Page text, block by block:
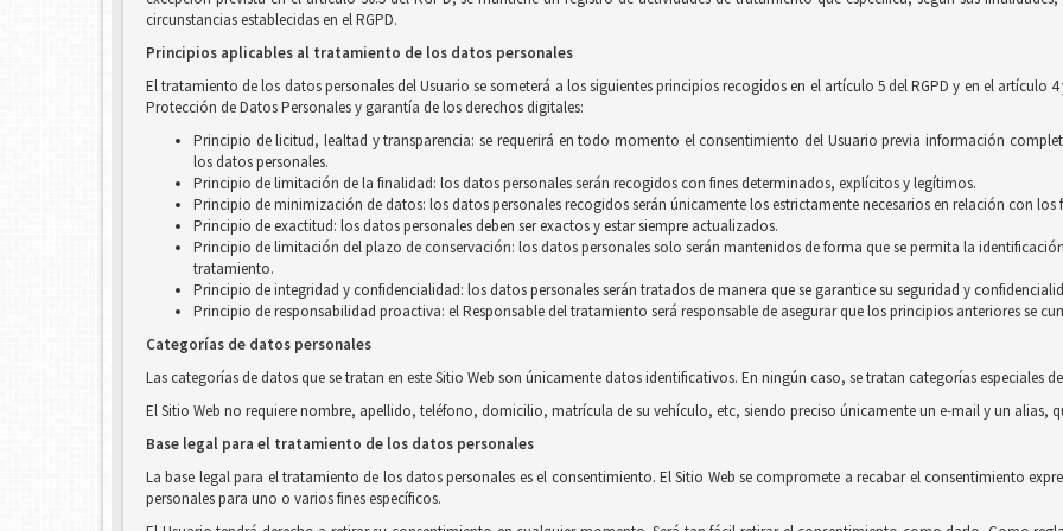
circunstancias establecidas en el RGPD.
Principios aplicables al tratamiento de los datos personales
El tratamiento de los datos personales del Usuario se someterá a los siguientes principios recogidos en el artículo 5 del RGPD y en el artículo
Protección de Datos Personales y garantía de los derechos digitales:
Principio de licitud, lealtad y transparencia: se requerirá en todo momento el consentimiento del Usuario previa información
los datos personales.
Principio de limitación de la finalidad: los datos personales serán recogidos con fines determinados, explícitos y legítimos.
Principio de minimización de datos: los datos personales recogidos serán únicamente los estrictamente necesarios en relación con los
Principio de exactitud: los datos personales deben ser exactos y estar siempre actualizados.
Principio de limitación del plazo de conservación: los datos personales solo serán mantenidos de forma que se permita la
tratamiento.
Principio de integridad y confidencialidad: los datos personales serán tratados de manera que se garantice su seguridad y
Principio de responsabilidad proactiva: el Responsable del tratamiento será responsable de asegurar que los principios anteriores se
Categorías de datos personales
Las categorías de datos que se tratan en este Sitio Web son únicamente datos identificativos. En ningún caso, se tratan categorías especiales
El Sitio Web no requiere nombre, apellido, teléfono, domicilio, matrícula de su vehículo, etc, siendo preciso únicamente un e-mail y un alias,
Base legal para el tratamiento de los datos personales
La base legal para el tratamiento de los datos personales es el consentimiento. El Sitio Web se compromete a recabar el consentimiento
personales para uno o varios fines específicos.